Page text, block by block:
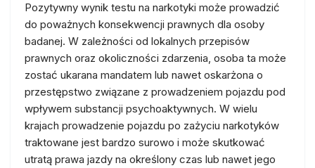
Pozytywny wynik testu na narkotyki może prowadzić
do poważnych konsekwencji prawnych dla osoby
badanej. W zależności od lokalnych przepisów
prawnych oraz okoliczności zdarzenia, osoba ta może
zostać ukarana mandatem lub nawet oskarżona o
przestępstwo związane z prowadzeniem pojazdu pod
wpływem substancji psychoaktywnych. W wielu
krajach prowadzenie pojazdu po zażyciu narkotyków
traktowane jest bardzo surowo i może skutkować
utratą prawa jazdy na określony czas lub nawet jego